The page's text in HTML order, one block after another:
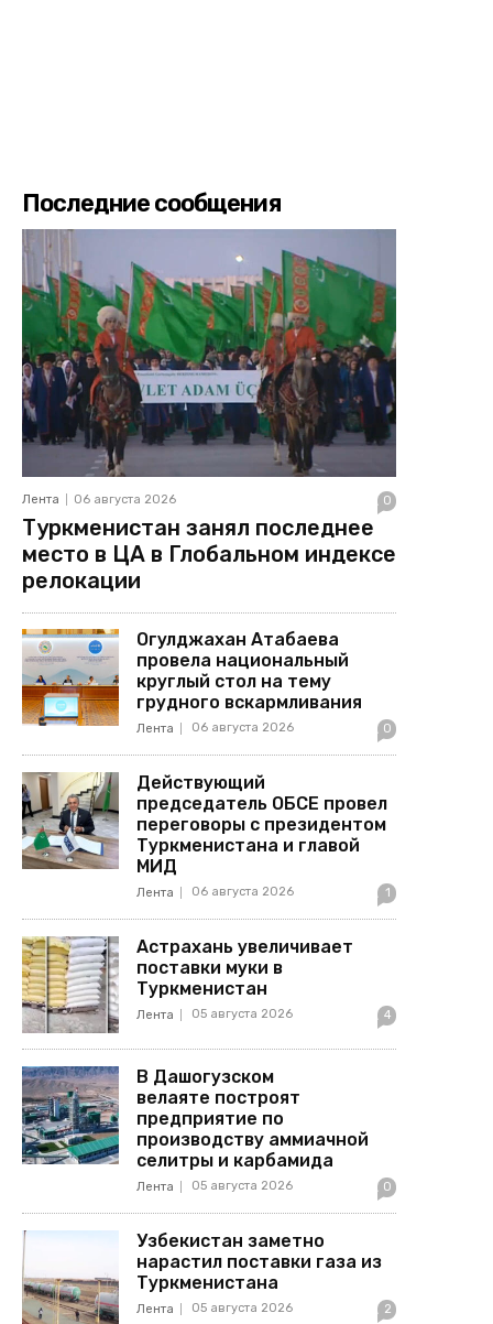
Последние сообщения
Лента 06 августа 2026 0
Туркменистан занял последнее
место в ЦА в Глобальном индексе
релокации
Огулджахан Атабаева
провела национальный
круглый стол на тему
грудного вскармливания
Лента 06 августа 2026 0
Действующий
председатель ОБСЕ провел
переговоры с президентом
Туркменистана и главой
МИД
Лента 06 августа 2026 1
Астрахань увеличивает
поставки муки в
Туркменистан
Лента 05 августа 2026 4
В Дашогузском
велаяте построят
предприятие по
производству аммиачной
селитры и карбамида
Лента 05 августа 2026 0
Узбекистан заметно
нарастил поставки газа из
Туркменистана
Лента 05 августа 2026 2